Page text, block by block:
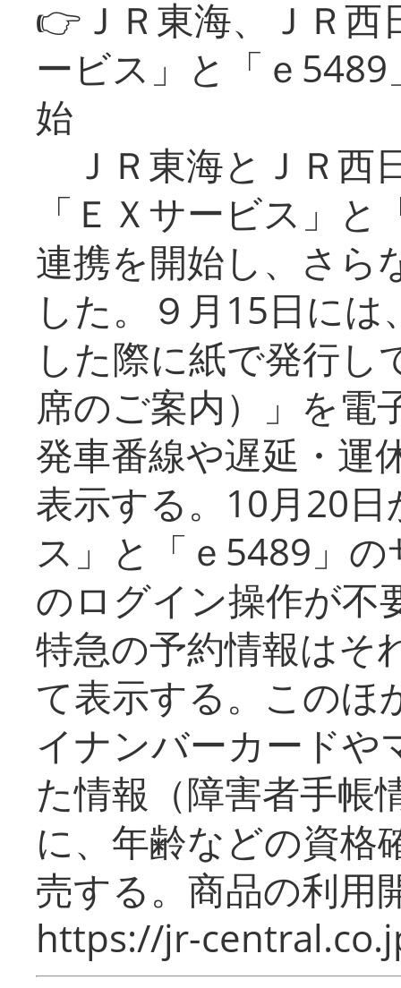
👉ＪＲ東海、ＪＲ
ービス」と「ｅ
始
ＪＲ東海とＪＲ西
「ＥＸサービス」
連携を開始し、さら
した。９月15日に
した際に紙で発行し
席のご案内）」を電
発車番線や遅延・運
表示する。10月20
ス」と「ｅ5489」
のログイン操作が不
特急の予約情報はそ
て表示する。このほ
イナンバーカードや
た情報（障害者手帳
に、年齢などの資格
売する。商品の利用
https://jr-